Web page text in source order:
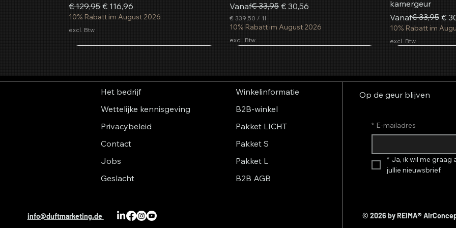
Normale prijs
€ 129,95Verkoopprijs
€ 116,96
10% Rabatt im August 2026
excl. Btw
Vanaf
Normale prijs
€ 33,95 € 30,56
Verkoopprijs
€ 339,50 / 1l
€
3
5
0
10% Rabatt im August 2026
excl. Btw
kamergeur
Vanaf
Normale prijs
€ 33,95 €
Verkoopprijs
10% Rabatt im
excl. Btw
Aerosol geurspray Zomergevoel
Vanaf
Normale prijs
€ 15,00 € 13,50
Verkoopprijs
huisgeursysteem
AromaStreamer® 850 BT
Kamergeursysteem
AromaStreamer® 750
Kamergeursysteem
Het bedrijf
Wettelijke kennisgeving
Privacybeleid
Contact
Jobs
Geslacht
Winkelinformatie
B2B-winkel
Pakket LICHT
Pakket S
Pakket L
B2B AGB
Op de geur blijven
* E-mailadres
* Ja, ik wil me graag
jullie nieuwsbrief.
info@duftmarketing.de © 2026 by REIMA®